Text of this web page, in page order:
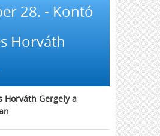
28. - Kontó
Horváth
Horváth Gergely a